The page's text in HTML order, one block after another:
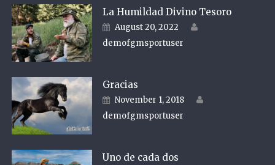
La Humildad Divino Tesoro
Posted on
August 20, 2022
demofgmsportuser
Gracias
Posted on
November 1, 2018
demofgmsportuser
Uno de cada dos